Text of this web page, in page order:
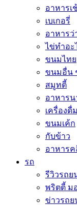
อาหารเ
เบเกอรี่
อาหารว่
ไข่ทำอะ
ขนมไทย
ขนมอื่น
สมูทตี้
อาหาร
เครื่องดื่ม
ขนมเค้ก
กับข้าว
อาหาร
รถ
รีวิวรถย
พริตตี้ ม
ข่าวรถย